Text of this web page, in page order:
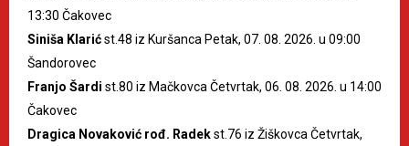
13:30 Čakovec
Siniša Klarićst.48 iz Kuršanca Petak, 07. 08. 2026. u 09:00
Šandorovec
Franjo Šardi st.80 iz Mačkovca Četvrtak, 06. 08. 2026. u 14:00
Čakovec
Dragica Novaković rođ. Radekst.76 iz Žiškovca Četvrtak,